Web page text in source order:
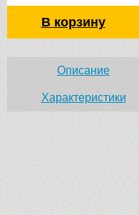
В корзину
Описание
Характеристики